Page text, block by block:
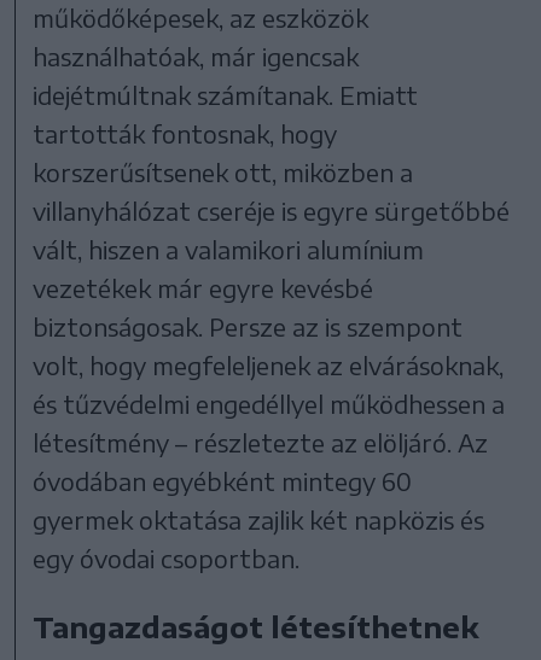
működőképesek, az eszközök
használhatóak, már igencsak
idejétmúltnak számítanak. Emiatt
tartották fontosnak, hogy
korszerűsítsenek ott, miközben a
villanyhálózat cseréje is egyre sürgetőbbé
vált, hiszen a valamikori alumínium
vezetékek már egyre kevésbé
biztonságosak. Persze az is szempont
volt, hogy megfeleljenek az elvárásoknak,
és tűzvédelmi engedéllyel működhessen a
létesítmény – részletezte az elöljáró. Az
óvodában egyébként mintegy 60
gyermek oktatása zajlik két napközis és
egy óvodai csoportban.
Tangazdaságot létesíthetnek